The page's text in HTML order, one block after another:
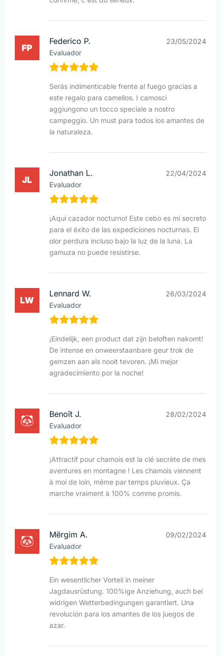
Federico P.
Evaluador
23/05/2024
Serás indimenticable frente al fuego gracias a
este regalo para camellos. I camosci
aggiungono un tocco speciale a nostro
campeggio. Un must para todos los amantes de
la naturaleza.
Jonathan L.
Evaluador
22/04/2024
¡Aquí cazador nocturno! Este cebo es mi secreto
para el éxito de las expediciones nocturnas. El
olor perdura incluso bajo la luz de la luna. La
gamuza no puede resistirse.
Lennard W.
Evaluador
26/03/2024
¡Eindelijk, een product dat zijn beloften nakomt!
De intense en onweerstaanbare geur trok de
gemzen aan als nooit tevoren. ¡Mi mejor
agradecimiento por la noche!
Benoît J.
Evaluador
28/02/2024
¡Attractif pour chamois est la clé secrète de mes
aventures en montagne ! Les chamois viennent
à moi de loin, même par temps pluvieux. Ça
marche vraiment à 100% comme promis.
Mërgim A.
Evaluador
09/02/2024
Ein wesentlicher Vorteil in meiner
Jagdausrüstung. 100%ige Anziehung, auch bei
widrigen Wetterbedingungen garantiert. Una
revolución para los amantes de los juegos de
azar.